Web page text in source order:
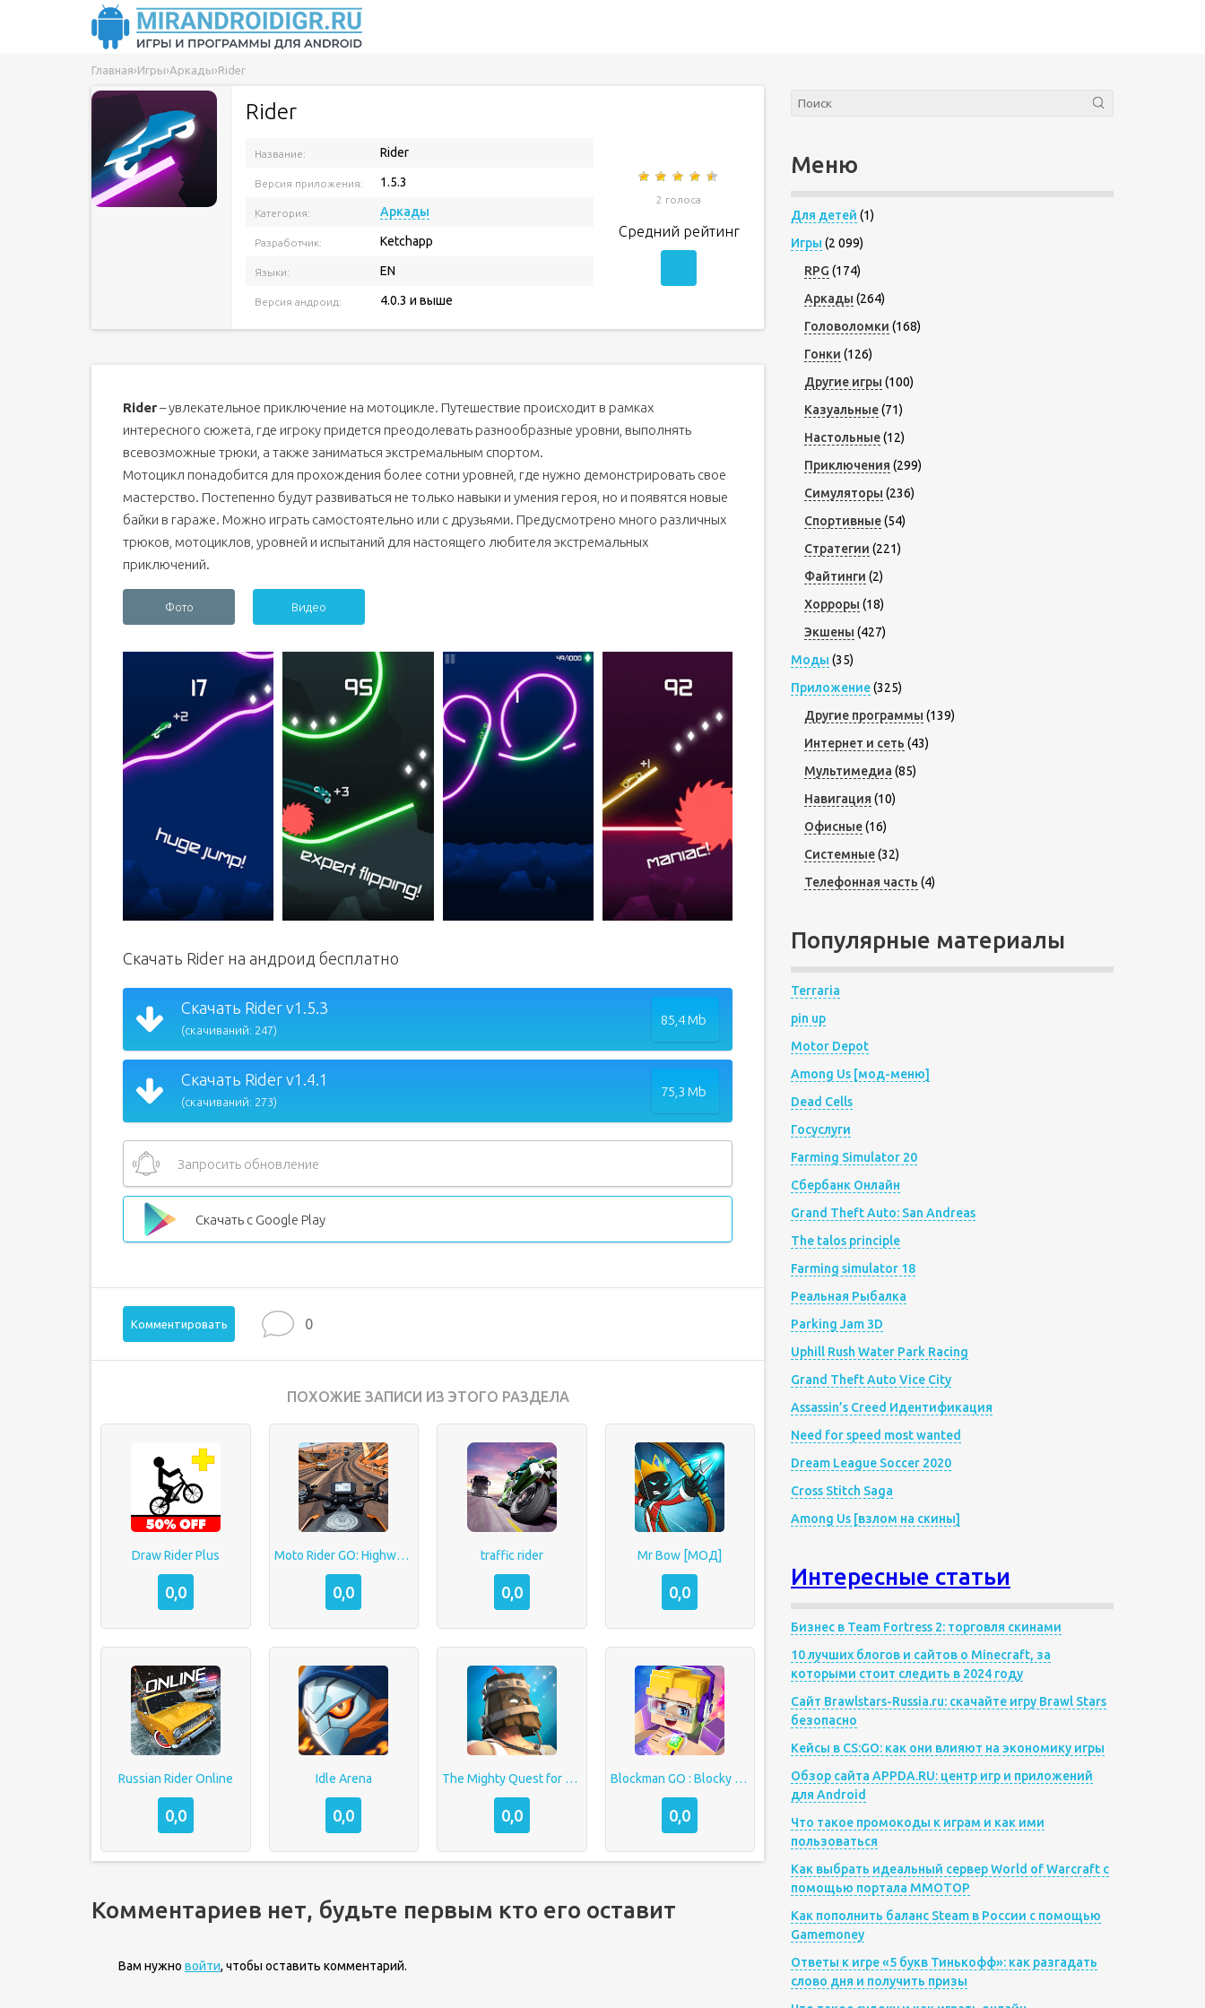
Главная›Игры›Аркады›Rider
Rider
Название: Rider
Версия приложения: 1.5.3
Категория: Аркады
Разработчик: Ketchapp
Языки: EN
Версия андроид: 4.0.3 и выше
2 голоса
Средний рейтинг
Rider– увлекательное приключение на мотоцикле. Путешествие происходит в рамках
интересного сюжета, где игроку придется преодолевать разнообразные уровни, выполнять
всевозможные трюки, а также заниматься экстремальным спортом.
Мотоцикл понадобится для прохождения более сотни уровней, где нужно демонстрировать свое
мастерство. Постепенно будут развиваться не только навыки и умения героя, но и появятся новые
байки в гараже. Можно играть самостоятельно или с друзьями. Предусмотрено много различных
трюков, мотоциклов, уровней и испытаний для настоящего любителя экстремальных
приключений.
Фото Видео
Скачать Rider на андроид бесплатно
Скачать Rider v1.5.3
(скачиваний: 247)
85,4 Mb
Скачать Rider v1.4.1
(скачиваний: 273)
75,3 Mb
Запросить обновление
Скачать с Google Play
Комментировать 0
ПОХОЖИЕ ЗАПИСИ ИЗ ЭТОГО РАЗДЕЛА
Draw Rider Plus
0,0
Moto Rider GO: Highway Traffic
0,0
traffic rider
0,0
Mr Bow [МОД]
0,0
Russian Rider Online
0,0
Idle Arena
0,0
The Mighty Quest for Epic Loot
0,0
Blockman GO : Blocky Mods
0,0
Комментариев нет, будьте первым кто его оставит
Вам нужно войти, чтобы оставить комментарий.
Меню
Для детей (1)
Игры (2 099)
RPG (174)
Аркады (264)
Головоломки (168)
Гонки (126)
Другие игры (100)
Казуальные(71)
Настольные(12)
Приключения (299)
Симуляторы (236)
Спортивные(54)
Стратегии (221)
Файтинги (2)
Хорроры (18)
Экшены (427)
Моды (35)
Приложение(325)
Другие программы (139)
Интернет и сеть (43)
Мультимедиа (85)
Навигация (10)
Офисные(16)
Системные(32)
Телефонная часть (4)
Популярные материалы
Terraria
pin up
Motor Depot
Among Us [мод-меню]
Dead Cells
Госуслуги
Farming Simulator 20
Сбербанк Онлайн
Grand Theft Auto: San Andreas
The talos principle
Farming simulator 18
Реальная Рыбалка
Parking Jam 3D
Uphill Rush Water Park Racing
Grand Theft Auto Vice City
Assassin’s Creed Идентификация
Need for speed most wanted
Dream League Soccer 2020
Cross Stitch Saga
Among Us [взлом на скины]
Интересные статьи
Бизнес в Team Fortress 2: торговля скинами
10 лучших блогов и сайтов о Minecraft, за
которыми стоит следить в 2024 году
Сайт Brawlstars-Russia.ru: скачайте игру Brawl Stars
безопасно
Кейсы в CS:GO: как они влияют на экономику игры
Обзор сайта APPDA.RU: центр игр и приложений
для Android
Что такое промокоды к играм и как ими
пользоваться
Как выбрать идеальный сервер World of Warcraft с
помощью портала MMOTOP
Как пополнить баланс Steam в России с помощью
Gamemoney
Ответы к игре «5 букв Тинькофф»: как разгадать
слово дня и получить призы